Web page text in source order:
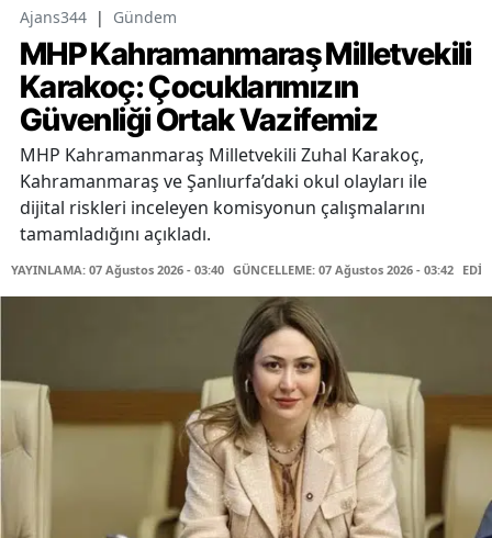
Ajans344 | Gündem
MHP Kahramanmaraş Milletvekili
Karakoç: Çocuklarımızın
Güvenliği Ortak Vazifemiz
MHP Kahramanmaraş Milletvekili Zuhal Karakoç,
Kahramanmaraş ve Şanlıurfa’daki okul olayları ile
dijital riskleri inceleyen komisyonun çalışmalarını
tamamladığını açıkladı.
YAYINLAMA: 07 Ağustos 2026 - 03:40 GÜNCELLEME: 07 Ağustos 2026 - 03:42